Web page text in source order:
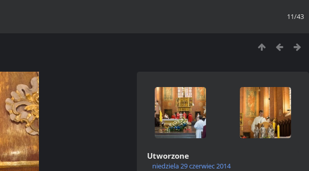
11/43
Utworzone
niedziela 29 czerwiec 2014